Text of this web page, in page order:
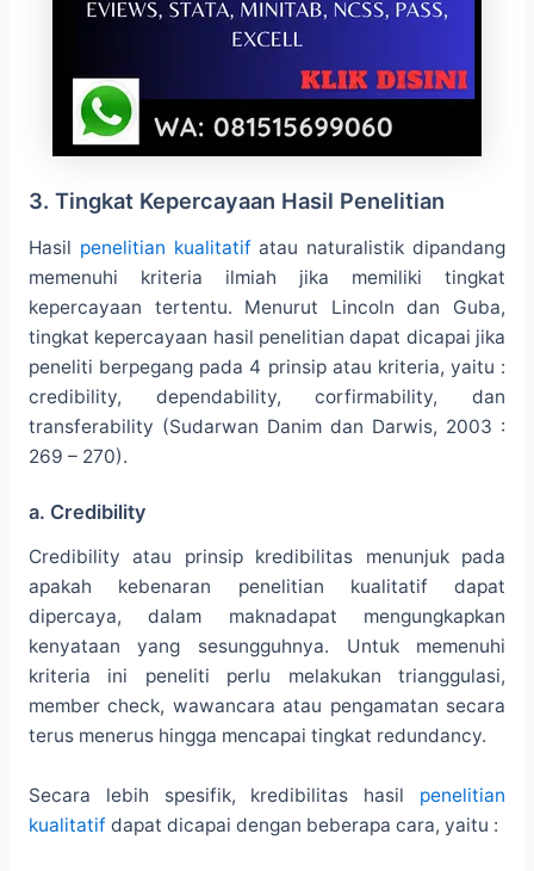
3. Tingkat Kepercayaan Hasil Penelitian
Hasil penelitian kualitatifatau naturalistik dipandang
memenuhi kriteria ilmiah jika memiliki tingkat
kepercayaan tertentu. Menurut Lincoln dan Guba,
tingkat kepercayaan hasil penelitian dapat dicapai jika
peneliti berpegang pada 4 prinsip atau kriteria, yaitu :
credibility, dependability, corfirmability, dan
transferability (Sudarwan Danim dan Darwis, 2003 :
269 – 270).
a. Credibility
Credibility atau prinsip kredibilitas menunjuk pada
apakah kebenaran penelitian kualitatif dapat
dipercaya, dalam maknadapat mengungkapkan
kenyataan yang sesungguhnya. Untuk memenuhi
kriteria ini peneliti perlu melakukan trianggulasi,
member check, wawancara atau pengamatan secara
terus menerus hingga mencapai tingkat redundancy.
Secara lebih spesifik, kredibilitas hasil penelitian
kualitatifdapat dicapai dengan beberapa cara, yaitu :